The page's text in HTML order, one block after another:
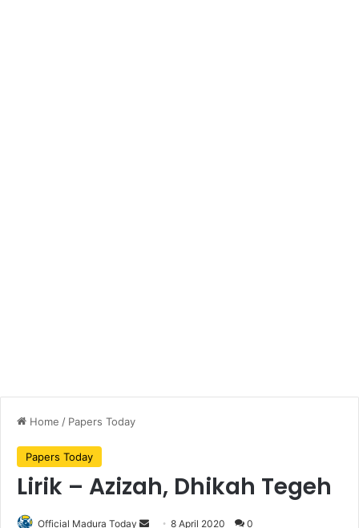
Home / Papers Today
Papers Today
Lirik – Azizah, Dhikah Tegeh
Official Madura Today 8 April 2020 0